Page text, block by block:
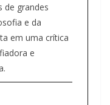
de grandes
e da
em uma crítica
e